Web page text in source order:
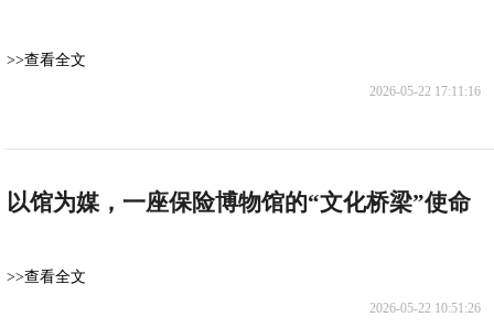
>>查看全文
2026-05-22 17:11:16
以馆为媒，一座保险博物馆的“文化桥梁”使命
>>查看全文
2026-05-22 10:51:26